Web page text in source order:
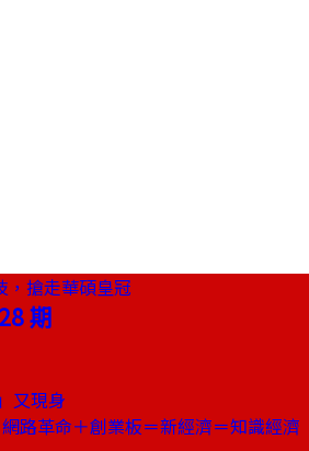
，搶走華碩皇冠
期
又現身
路革命＋創業板＝新經濟＝知識經濟